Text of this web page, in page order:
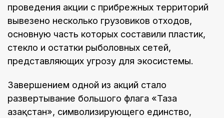
проведения акции с прибрежных территорий
вывезено несколько грузовиков отходов,
основную часть которых составили пластик,
стекло и остатки рыболовных сетей,
представляющих угрозу для экосистемы.
Завершением одной из акций стало
развертывание большого флага «Таза
Қазақстан», символизирующего единство,